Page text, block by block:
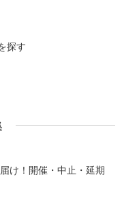
探す
け！開催・中止・延期